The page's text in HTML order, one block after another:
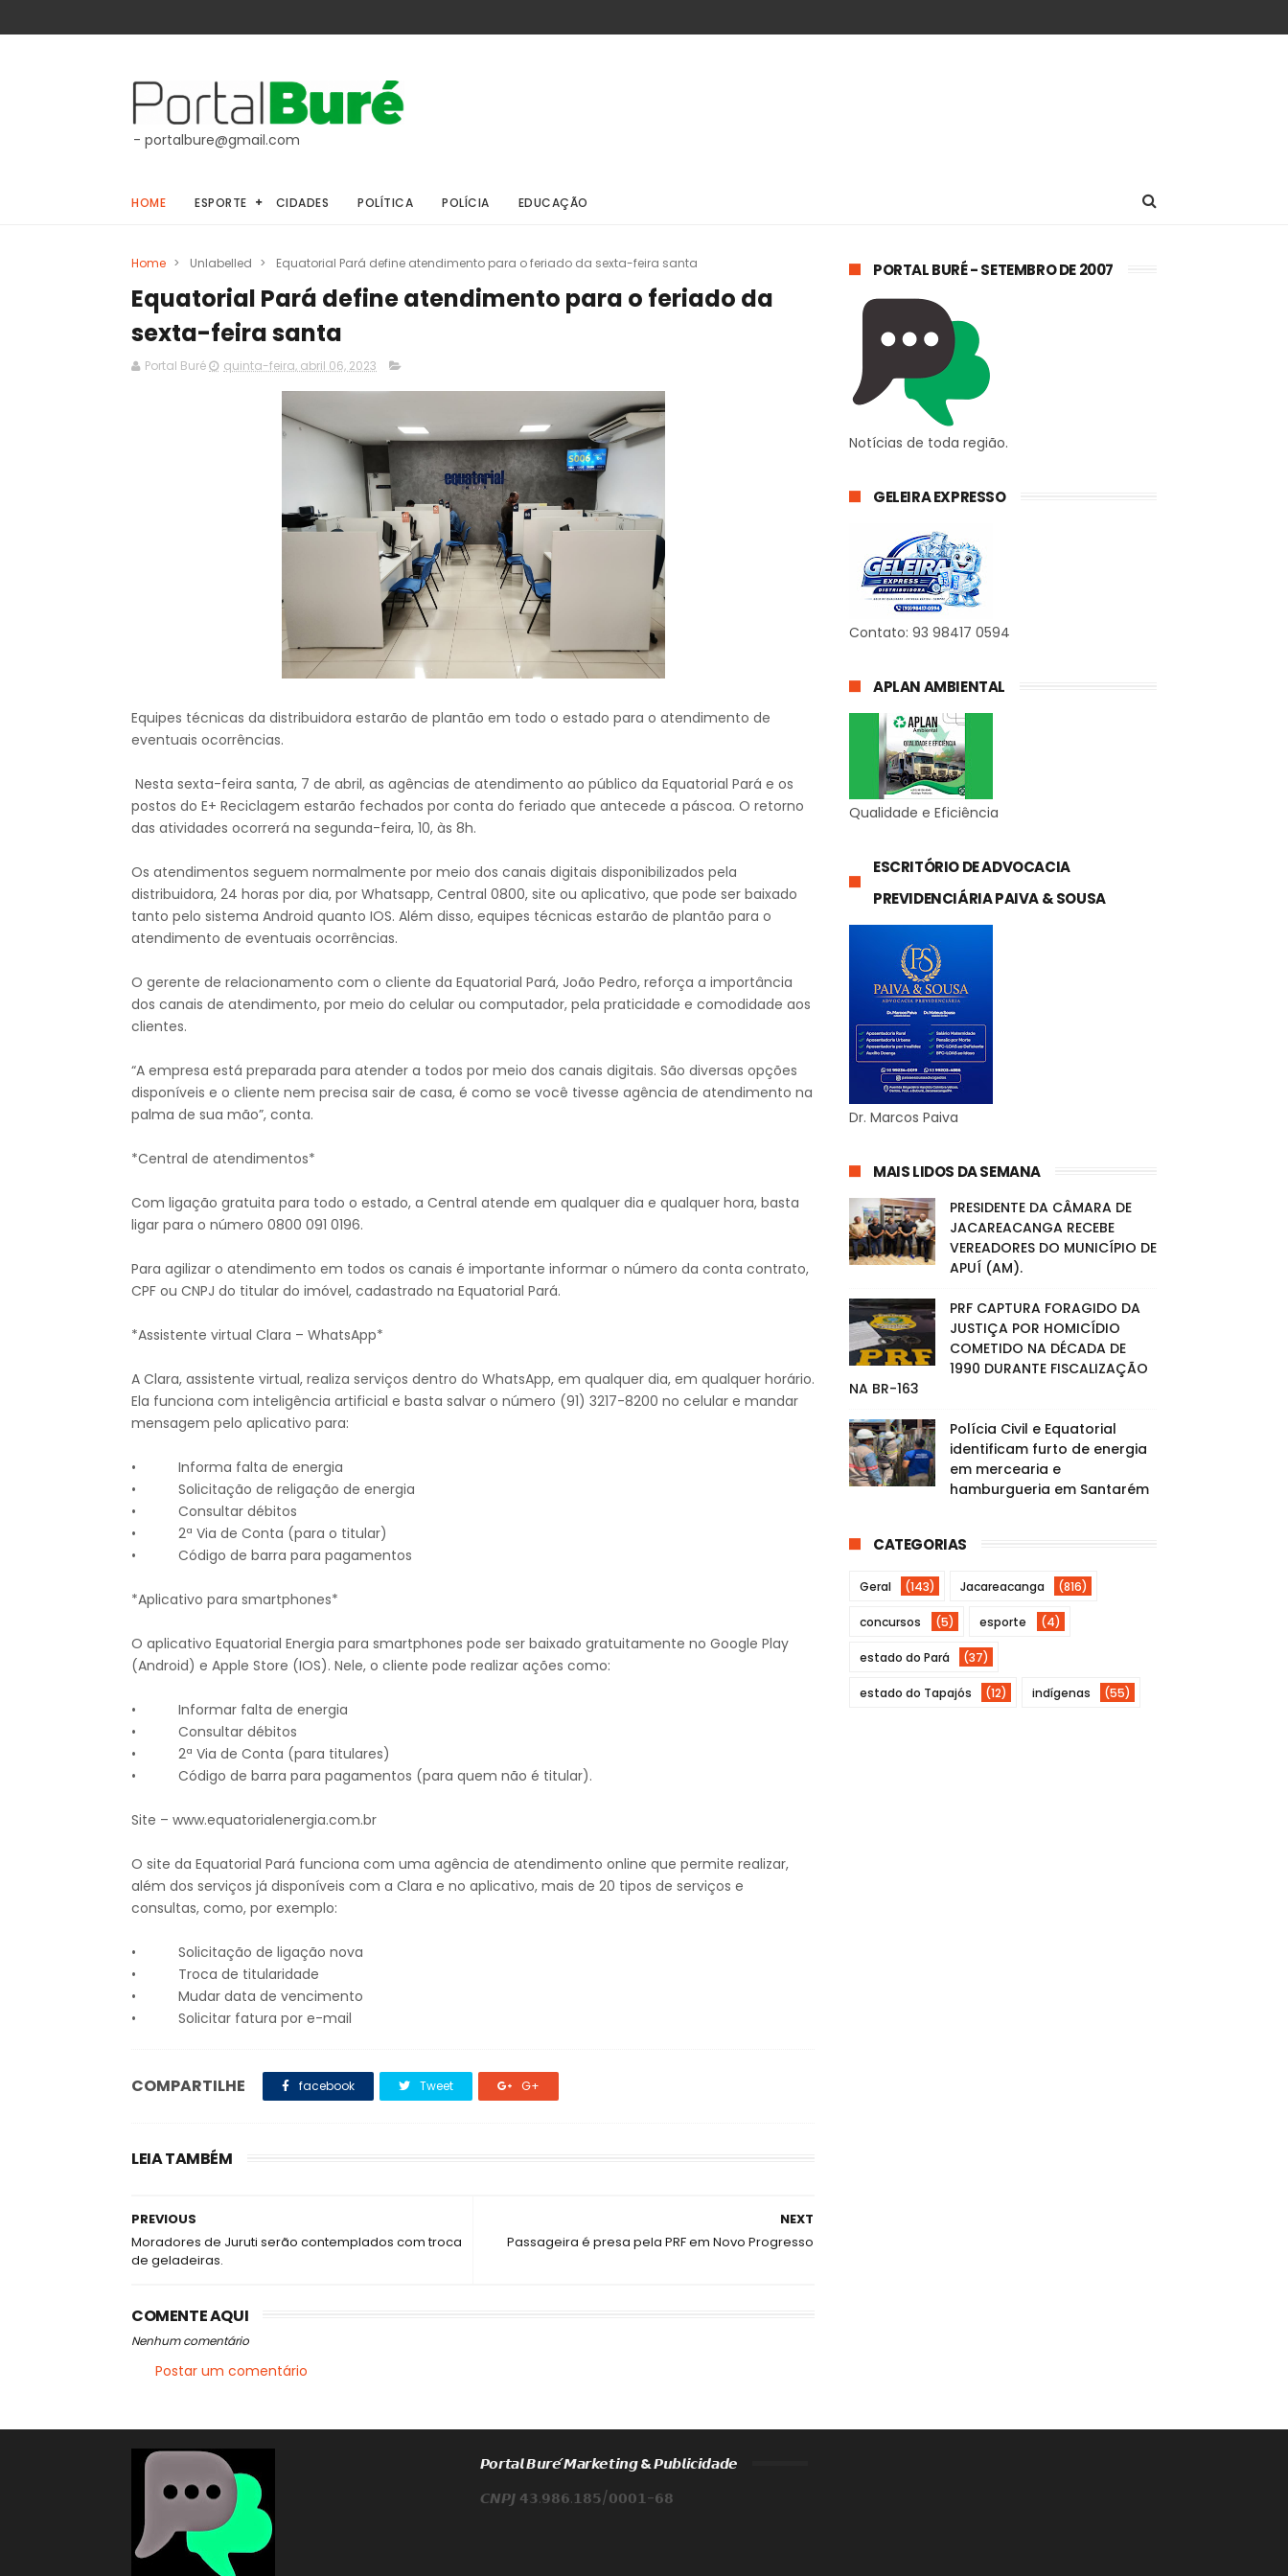
- portalbure@gmail.com
HOME ESPORTE CIDADES POLÍTICA POLÍCIA EDUCAÇÃO
Home > Unlabelled > Equatorial Pará define atendimento para o feriado da sexta-feira santa
Equatorial Pará define atendimento para o feriado da
sexta-feira santa
Portal Buré quinta-feira, abril 06, 2023
Equipes técnicas da distribuidora estarão de plantão em todo o estado para o atendimento de
eventuais ocorrências.
Nesta sexta-feira santa, 7 de abril, as agências de atendimento ao público da Equatorial Pará e os
postos do E+ Reciclagem estarão fechados por conta do feriado que antecede a páscoa. O retorno
das atividades ocorrerá na segunda-feira, 10, às 8h.
Os atendimentos seguem normalmente por meio dos canais digitais disponibilizados pela
distribuidora, 24 horas por dia, por Whatsapp, Central 0800, site ou aplicativo, que pode ser baixado
tanto pelo sistema Android quanto IOS. Além disso, equipes técnicas estarão de plantão para o
atendimento de eventuais ocorrências.
O gerente de relacionamento com o cliente da Equatorial Pará, João Pedro, reforça a importância
dos canais de atendimento, por meio do celular ou computador, pela praticidade e comodidade aos
clientes.
“A empresa está preparada para atender a todos por meio dos canais digitais. São diversas opções
disponíveis e o cliente nem precisa sair de casa, é como se você tivesse agência de atendimento na
palma de sua mão”, conta.
*Central de atendimentos*
Com ligação gratuita para todo o estado, a Central atende em qualquer dia e qualquer hora, basta
ligar para o número 0800 091 0196.
Para agilizar o atendimento em todos os canais é importante informar o número da conta contrato,
CPF ou CNPJ do titular do imóvel, cadastrado na Equatorial Pará.
*Assistente virtual Clara – WhatsApp*
A Clara, assistente virtual, realiza serviços dentro do WhatsApp, em qualquer dia, em qualquer horário.
Ela funciona com inteligência artificial e basta salvar o número (91) 3217-8200 no celular e mandar
mensagem pelo aplicativo para:
• Informa falta de energia
• Solicitação de religação de energia
• Consultar débitos
• 2ª Via de Conta (para o titular)
• Código de barra para pagamentos
*Aplicativo para smartphones*
O aplicativo Equatorial Energia para smartphones pode ser baixado gratuitamente no Google Play
(Android) e Apple Store (IOS). Nele, o cliente pode realizar ações como:
• Informar falta de energia
• Consultar débitos
• 2ª Via de Conta (para titulares)
• Código de barra para pagamentos (para quem não é titular).
Site – www.equatorialenergia.com.br
O site da Equatorial Pará funciona com uma agência de atendimento online que permite realizar,
além dos serviços já disponíveis com a Clara e no aplicativo, mais de 20 tipos de serviços e
consultas, como, por exemplo:
• Solicitação de ligação nova
• Troca de titularidade
• Mudar data de vencimento
• Solicitar fatura por e-mail
COMPARTILHE facebook Tweet G+
LEIA TAMBÉM
NEXT
Passageira é presa pela PRF em Novo Progresso
PREVIOUS
Moradores de Juruti serão contemplados com troca
de geladeiras.
COMENTE AQUI
Nenhum comentário
Postar um comentário
PORTAL BURÉ - SETEMBRO DE 2007
Notícias de toda região.
GELEIRA EXPRESSO
Contato: 93 98417 0594
APLAN AMBIENTAL
Qualidade e Eficiência
ESCRITÓRIO DE ADVOCACIA
PREVIDENCIÁRIA PAIVA & SOUSA
Dr. Marcos Paiva
MAIS LIDOS DA SEMANA
PRESIDENTE DA CÂMARA DE
JACAREACANGA RECEBE
VEREADORES DO MUNICÍPIO DE
APUÍ (AM).
PRF CAPTURA FORAGIDO DA
JUSTIÇA POR HOMICÍDIO
COMETIDO NA DÉCADA DE
1990 DURANTE FISCALIZAÇÃO
NA BR-163
Polícia Civil e Equatorial
identificam furto de energia
em mercearia e
hamburgueria em Santarém
CATEGORIAS
Geral (143) Jacareacanga (816)
concursos (5) esporte (4)
estado do Pará (37)
estado do Tapajós (12) indígenas (55)
𝙋𝙤𝙧𝙩𝙖𝙡 𝘽𝙪𝙧𝙚́ 𝙈𝙖𝙧𝙠𝙚𝙩𝙞𝙣𝙜 & 𝙋𝙪𝙗𝙡𝙞𝙘𝙞𝙙𝙖𝙙𝙚
𝘾𝙉𝙋𝙅 𝟰𝟯.𝟵𝟴𝟲.𝟭𝟴𝟱/𝟬𝟬𝟬𝟭-𝟲𝟴